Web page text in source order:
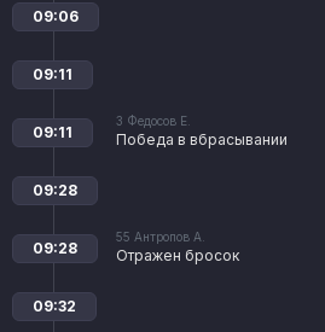
09:06
09:11
3 Федосов Е.
Победа в вбрасывании
09:11
09:28
55 Антропов А.
Отражен бросок
09:28
09:32